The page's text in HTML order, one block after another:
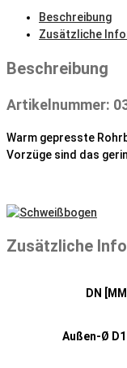
Beschreibung
Zusätzliche
Beschreibung
Artikelnummer:
Warm gepresste
Vorzüge sind das
Zusätzliche
DN [MM]
Außen-Ø D1